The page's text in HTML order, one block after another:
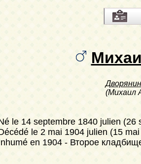
Дворянин
(Михаил
le 14 septembre 1840 julien (26
le 2 mai 1904 julien (15
en 1904 - Второе